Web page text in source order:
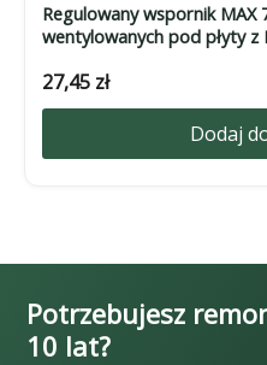
Regulowany wspornik
wentylowanych pod płyty z
27,45 zł
Dodaj
Potrzebujesz
10 lat?